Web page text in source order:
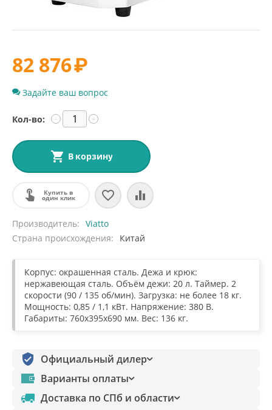
82 876₽
Задайте ваш вопрос
Кол-во: +
−
В корзину
Купить в
один клик
Производитель
Viatto
Страна происхождения
Китай
Корпус: окрашенная сталь. Дежа и крюк:
нержавеющая сталь. Объём дежи: 20 л. Таймер. 2
скорости (90 / 135 об/мин). Загрузка: не более 18 кг.
Мощность: 0,85 / 1,1 кВт. Напряжение: 380 В.
Габариты: 760х395х690 мм. Вес: 136 кг.
Официальный дилер
Варианты оплаты
Доставка по СПб и области